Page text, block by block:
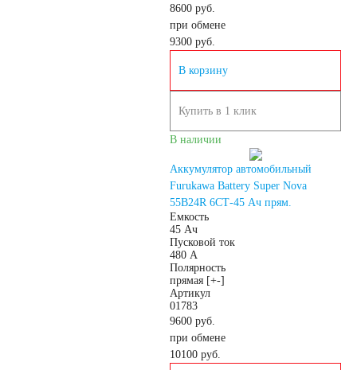
110 А/ч
120 А/ч
8600 руб.
при обмене
9300 руб.
В корзину
Купить в 1 клик
В наличии
Аккумулятор автомобильный
Furukawa Battery Super Nova
55B24R 6СТ-45 Ач прям.
Емкость
45 Ач
Пусковой ток
480 А
Полярность
прямая [+-]
Артикул
01783
9600 руб.
при обмене
10100 руб.